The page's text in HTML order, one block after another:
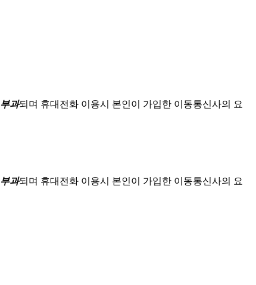
과되며 휴대전화 이용시 본인이 가입한 이동통신사의 요
과되며 휴대전화 이용시 본인이 가입한 이동통신사의 요